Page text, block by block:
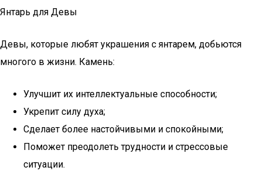
Янтарь для Девы
Девы, которые любят украшения с янтарем, добьются
многого в жизни. Камень:
Улучшит их интеллектуальные способности;
Укрепит силу духа;
Сделает более настойчивыми и спокойными;
Поможет преодолеть трудности и стрессовые
ситуации.